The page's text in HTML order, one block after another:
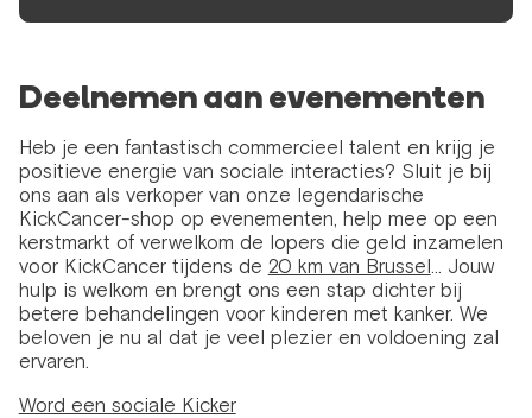
Deelnemen aan evenementen
Heb je een fantastisch commercieel talent en krijg je
positieve energie van sociale interacties? Sluit je bij
ons aan als verkoper van onze legendarische
KickCancer-shop op evenementen, help mee op een
kerstmarkt of verwelkom de lopers die geld inzamelen
voor KickCancer tijdens de 20 km van Brussel … Jouw
hulp is welkom en brengt ons een stap dichter bij
betere behandelingen voor kinderen met kanker. We
beloven je nu al dat je veel plezier en voldoening zal
ervaren.
Word een sociale Kicker